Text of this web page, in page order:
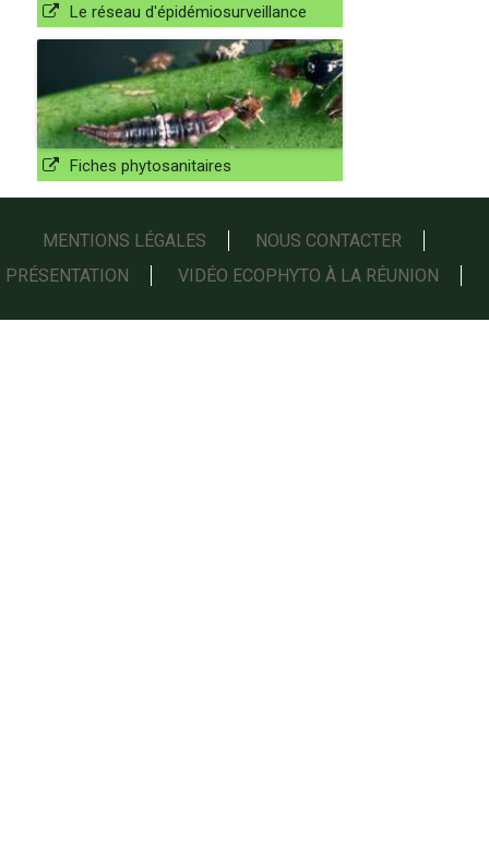
Le réseau d'épidémiosurveillance
Fiches phytosanitaires
MENTIONS LÉGALES
NOUS CONTACTER
PRÉSENTATION
VIDÉO ECOPHYTO À LA RÉUNION